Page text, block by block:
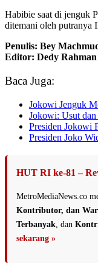
Habibie saat di jenguk
ditemani oleh putranya
Penulis: Bey
Editor: Dedy Rahman
Baca Juga:
Jokowi Jenguk
Jokowi: Usut
Presiden Jokowi
Presiden Joko
HUT RI ke-81 –
MetroMediaNews.co
Kontributor, dan
Terbanyak , dan
sekarang »